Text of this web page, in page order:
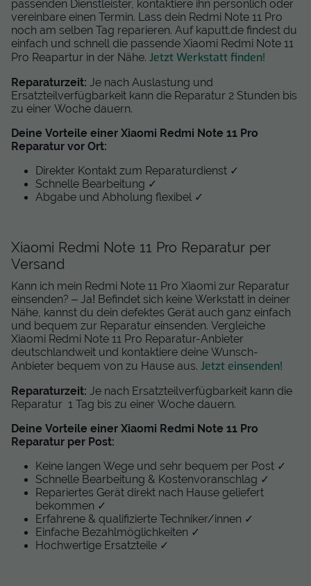
passenden Dienstleister, kontaktiere ihn persönlich oder
vereinbare einen Termin. Lass dein Redmi Note 11 Pro
noch am selben Tag reparieren. Auf kaputt.de findest du
einfach und schnell die passende Xiaomi Redmi Note 11
Pro Reapartur in der Nähe. Jetzt Werkstatt finden!
Reparaturzeit: Je nach Auslastung und
Ersatzteilverfügbarkeit kann die Reparatur 2 Stunden bis
zu einer Woche dauern.
Deine Vorteile einer Xiaomi Redmi Note 11 Pro
Reparatur vor Ort:
Direkter Kontakt zum Reparaturdienst ✓
Schnelle Bearbeitung ✓
Abgabe und Abholung flexibel ✓
Xiaomi Redmi Note 11 Pro Reparatur per
Versand
Kann ich mein Redmi Note 11 Pro Xiaomi zur Reparatur
einsenden? – Ja! Befindet sich keine Werkstatt in deiner
Nähe, kannst du dein defektes Gerät auch ganz einfach
und bequem zur Reparatur einsenden. Vergleiche
Xiaomi Redmi Note 11 Pro Reparatur-Anbieter
deutschlandweit und kontaktiere deine Wunsch-
Anbieter bequem von zu Hause aus. Jetzt einsenden!
Reparaturzeit: Je nach Ersatzteilverfügbarkeit kann die
Reparatur 1 Tag bis zu einer Woche dauern.
Deine Vorteile einer Xiaomi Redmi Note 11 Pro
Reparatur per Post:
Keine langen Wege und sehr bequem per Post ✓
Schnelle Bearbeitung & Kostenvoranschlag ✓
Repariertes Gerät direkt nach Hause geliefert
bekommen ✓
Erfahrene & qualifizierte Techniker/innen ✓
Einfache Bezahlmöglichkeiten ✓
Hochwertige Ersatzteile ✓